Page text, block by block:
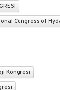
Congress of
Kongresi